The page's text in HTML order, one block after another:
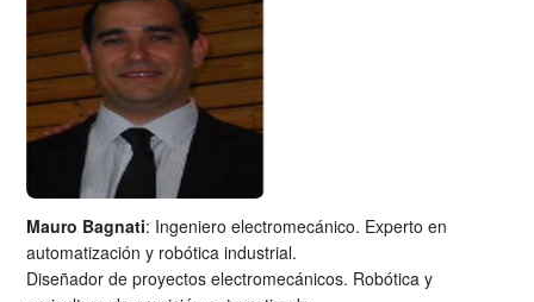
Mauro Bagnati: Ingeniero electromecánico. Experto en
automatización y robótica industrial.
Diseñador de proyectos electromecánicos. Robótica y